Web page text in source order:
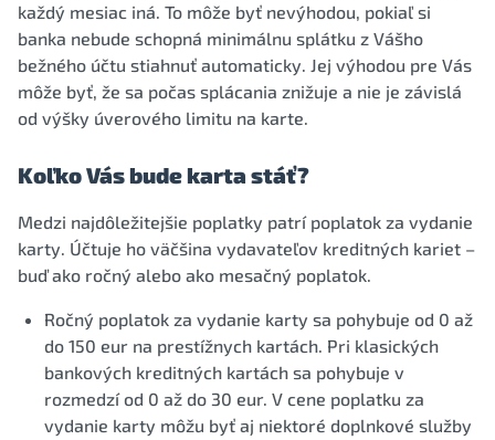
každý mesiac iná. To môže byť nevýhodou, pokiaľ si
banka nebude schopná minimálnu splátku z Vášho
bežného účtu stiahnuť automaticky. Jej výhodou pre Vás
môže byť, že sa počas splácania znižuje a nie je závislá
od výšky úverového limitu na karte.
Koľko Vás bude karta stáť?
Medzi najdôležitejšie poplatky patrí poplatok za vydanie
karty. Účtuje ho väčšina vydavateľov kreditných kariet –
buď ako ročný alebo ako mesačný poplatok.
Ročný poplatok za vydanie karty sa pohybuje od 0 až
do 150 eur na prestížnych kartách. Pri klasických
bankových kreditných kartách sa pohybuje v
rozmedzí od 0 až do 30 eur. V cene poplatku za
vydanie karty môžu byť aj niektoré doplnkové služby